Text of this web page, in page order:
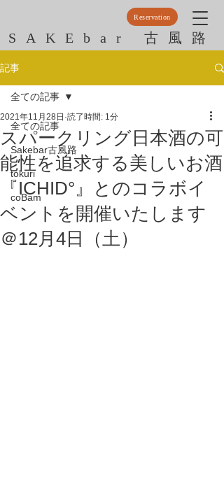
Reservation
SAKEbar 古風路
記事
全ての記事
Sakebar古風路
tokuri
coBam
全ての記事
スパークリング日本酒の可
能性を追求する美しいお酒
『ICHID°』とのコラボイ
ベントを開催いたします
＠12月4日（土）
2021年11月28日 読了時間: 1分